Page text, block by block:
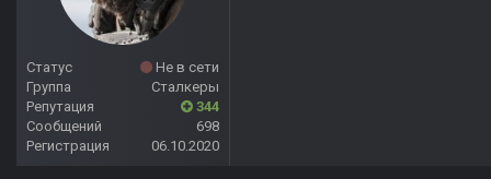
Статус
Не в сети
Группа
Сталкеры
Репутация
344
Сообщений
698
Регистрация
06.10.2020